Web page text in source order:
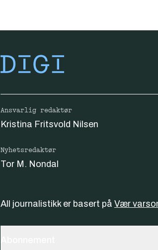
Ansvarlig redaktør
Kristina Fritsvold Nilsen
Nyhetsredaktør
Tor M. Nondal
All journalistikk er basert på Vær